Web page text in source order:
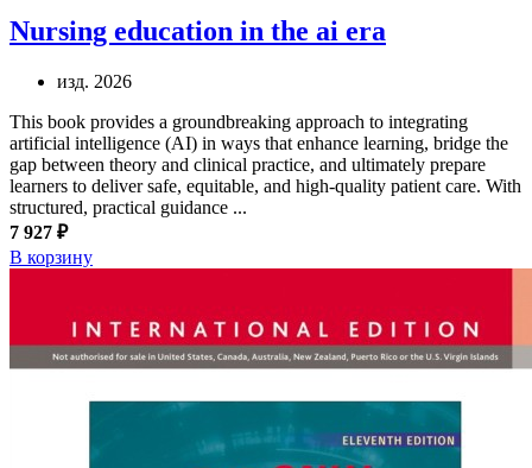
Nursing education in the ai era
изд. 2026
This book provides a groundbreaking approach to integrating
artificial intelligence (AI) in ways that enhance learning, bridge the
gap between theory and clinical practice, and ultimately prepare
learners to deliver safe, equitable, and high-quality patient care. With
structured, practical guidance ...
7 927 ₽
В корзину